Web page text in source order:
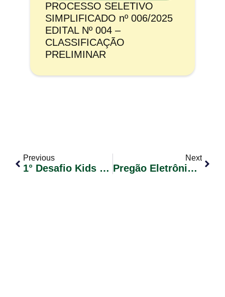
PROCESSO SELETIVO
SIMPLIFICADO nº 006/2025
EDITAL Nº 004 –
CLASSIFICAÇÃO
PRELIMINAR
Previous
1° Desafio Kids Na EMEI Isdra Abraham Isdra
Next
Pregão Eletrônico Nº 033/2017